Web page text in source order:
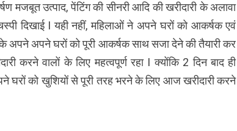
मजबूत उत्पाद, पेंटिंग की सीनरी आदि की खरीदारी के अलावा
दिखाई I यही नहीं, महिलाओं ने अपने घरों को आकर्षक एवं
अपने अपने घरों को पूरी आकर्षक साथ सजा देने की तैयारी कर
करने वालों के लिए महत्वपूर्ण रहा I क्योंकि 2 दिन बाद ही
घरों को खुशियों से पूरी तरह भरने के लिए आज खरीदारी करने